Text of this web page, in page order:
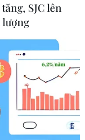
SJC lên
lượng